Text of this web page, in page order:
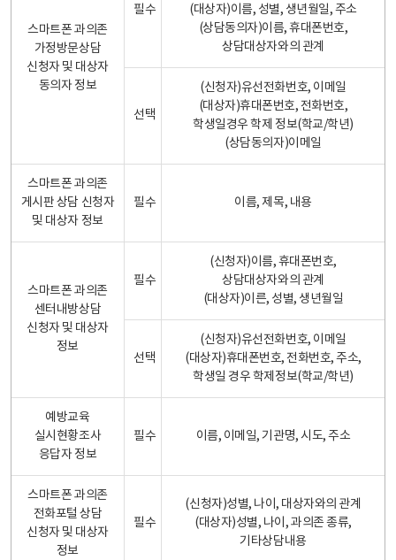
스마트폰 과의존
가정방문상담
신청자 및 대상자
동의자 정보
필수
(대상자)이름, 성별, 생년월일, 주소
(상담동의자)이름, 휴대폰번호,
상담대상자와의 관계
선택
(신청자)유선전화번호, 이메일
(대상자)휴대폰번호, 전화번호,
학생일경우 학제 정보(학교/학년)
(상담동의자)이메일
스마트폰 과의존
게시판 상담 신청자
및 대상자 정보
필수 이름, 제목, 내용
스마트폰 과의존
센터내방상담
신청자 및 대상자
정보
필수
(신청자)이름, 휴대폰번호,
상담대상자와의 관계
(대상자)이른, 성별, 생년월일
선택
(신청자)유선전화번호, 이메일
(대상자)휴대폰번호, 전화번호, 주소,
학생일 경우 학제정보(학교/학년)
예방교육
실시현황조사
응답자 정보
필수 이름, 이메일, 기관명, 시도, 주소
스마트폰 과의존
전화포털 상담
신청자 및 대상자
정보
필수
(신청자)성별, 나이, 대상자와의 관계
(대상자)성별, 나이, 과의존 종류,
기타상담내용